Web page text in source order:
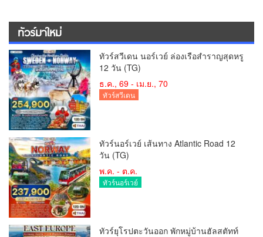
ทัวร์มาใหม่
ทัวร์สวีเดน นอร์เวย์ ล่องเรือสำราญสุดหรู
12 วัน (TG)
ธ.ค., 69 - เม.ย., 70
ทัวร์สวีเดน
ทัวร์นอร์เวย์ เส้นทาง Atlantic Road 12
วัน (TG)
พ.ค. - ต.ค.
ทัวร์นอร์เวย์
ทัวร์ยุโรปตะวันออก พักหมู่บ้านฮัลสตัทท์